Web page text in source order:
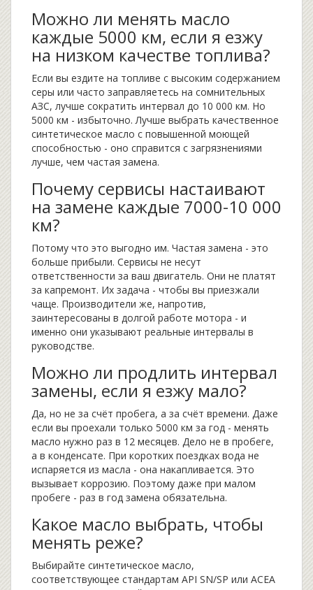
Можно ли менять масло
каждые 5000 км, если я езжу
на низком качестве топлива?
Если вы ездите на топливе с высоким содержанием
серы или часто заправляетесь на сомнительных
АЗС, лучше сократить интервал до 10 000 км. Но
5000 км - избыточно. Лучше выбрать качественное
синтетическое масло с повышенной моющей
способностью - оно справится с загрязнениями
лучше, чем частая замена.
Почему сервисы настаивают
на замене каждые 7000-10 000
км?
Потому что это выгодно им. Частая замена - это
больше прибыли. Сервисы не несут
ответственности за ваш двигатель. Они не платят
за капремонт. Их задача - чтобы вы приезжали
чаще. Производители же, напротив,
заинтересованы в долгой работе мотора - и
именно они указывают реальные интервалы в
руководстве.
Можно ли продлить интервал
замены, если я езжу мало?
Да, но не за счёт пробега, а за счёт времени. Даже
если вы проехали только 5000 км за год - менять
масло нужно раз в 12 месяцев. Дело не в пробеге,
а в конденсате. При коротких поездках вода не
испаряется из масла - она накапливается. Это
вызывает коррозию. Поэтому даже при малом
пробеге - раз в год замена обязательна.
Какое масло выбрать, чтобы
менять реже?
Выбирайте синтетическое масло,
соответствующее стандартам API SN/SP или ACEA